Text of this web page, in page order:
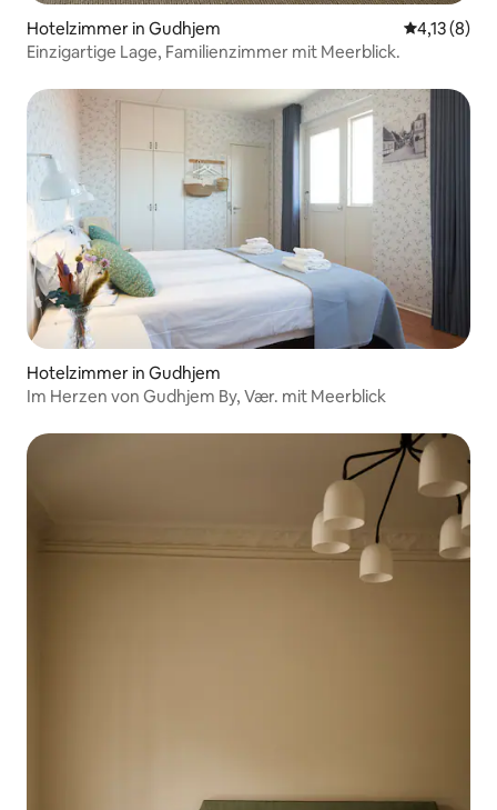
Hotelzimmer in Gudhjem
4,13 (8)
Einzigartige Lage, Familienzimmer mit Meerblick.
Hotelzimmer in Gudhjem
Im Herzen von Gudhjem By, Vær. mit Meerblick